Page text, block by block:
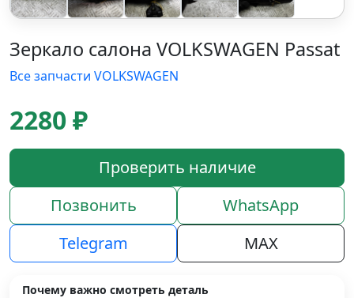
Зеркало салона VOLKSWAGEN Passat
Все запчасти VOLKSWAGEN
2280 ₽
Проверить наличие
Позвонить
WhatsApp
Telegram
MAX
Почему важно смотреть деталь